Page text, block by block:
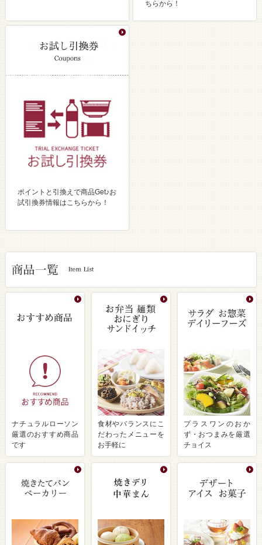
ちらから！
ポイントと引換えで商品Get♪お
試引換券情報はこちらから！
ナチュラルローソン
厳選のおすすめ商品
です
食材やバランスにこ
だわったメニューを
お手軽に
プラスワンのおか
ず・おつまみを厳選
チョイス